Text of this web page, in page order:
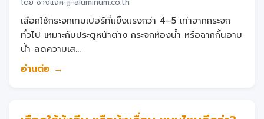
เลือกใช้กระจกเทมเปอร์ที่แข็งแรงกว่า 4–5 เท่าจากกระจก
ทั่วไป เหมาะกับประตูหน้าต่าง กระจกห้องน้ำ หรือฉากกั้นอาบ
น้ำ ลดความเส...
อ่านต่อ →